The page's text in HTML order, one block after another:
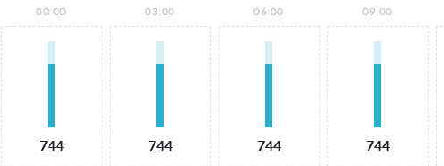
00:00
744
03:00
744
06:00
744
09:00
744